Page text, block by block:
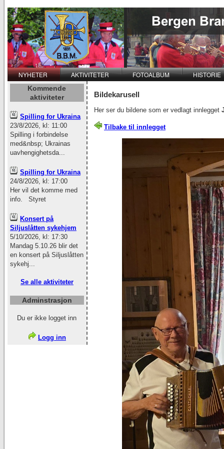
NYHETER AKTIVITETER FOTOALBUM HISTORIE
Bildekarusell
Her ser du bildene som er vedlagt innlegget
Tilbake til innlegget
Kommende
aktiviteter
Spilling for Ukraina
23/8/2026, kl: 11:00
Spilling i forbindelse
med&nbsp; Ukrainas
uavhengighetsda...
Spilling for Ukraina
24/8/2026, kl: 17:00
Her vil det komme med
info. Styret
Konsert på
Siljuslåtten sykehjem
5/10/2026, kl: 17:30
Mandag 5.10.26 blir det
en konsert på Siljuslåtten
sykehj...
Se alle aktiviteter
Adminstrasjon
Du er ikke logget inn
Logg inn